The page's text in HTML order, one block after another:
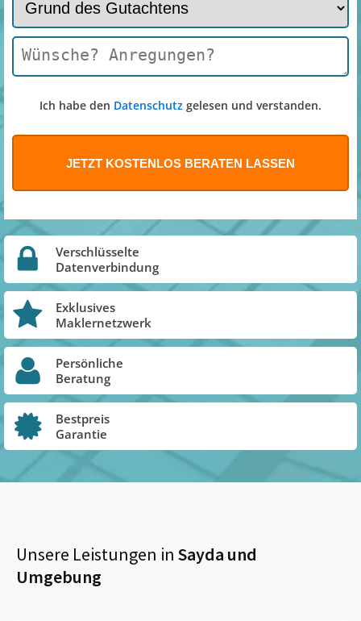
Ich habe den Datenschutz gelesen und verstanden.
Verschlüsselte
Datenverbindung
Exklusives
Maklernetzwerk
Persönliche
Beratung
Bestpreis
Garantie
Unsere Leistungen in Sayda und
Umgebung